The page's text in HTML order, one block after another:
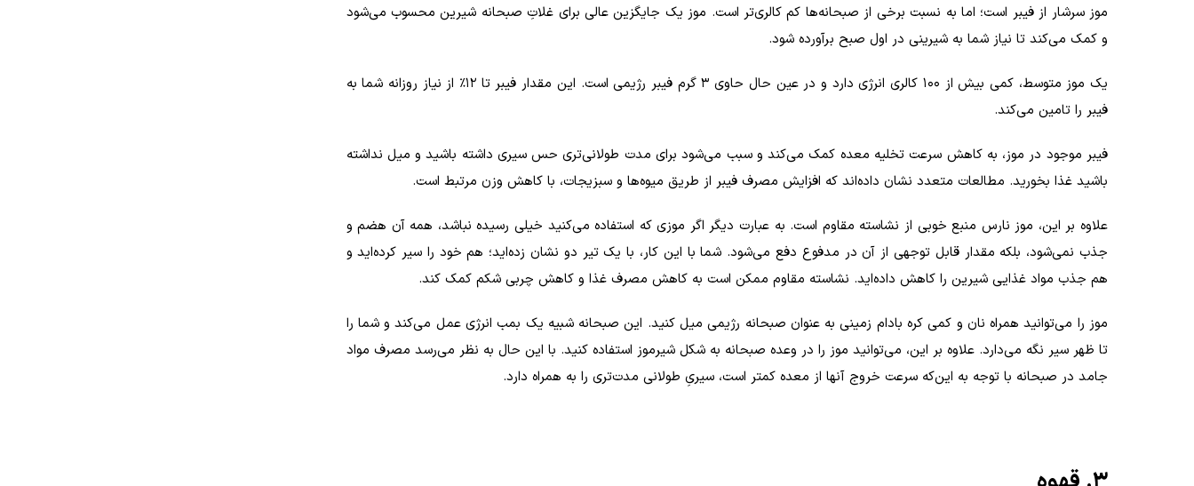
موز سرشار از فیبر است؛ اما به نسبت برخی از صبحانه‌ها کم کالری‌تر است. موز یک جایگزین عالی برای غلاتِ صبحانه شیرین محسوب می‌شود
و کمک می‌کند تا نیاز شما به شیرینی در اول صبح برآورده شود.
یک موز متوسط، ​​کمی بیش از 100 کالری انرژی دارد و در عین حال حاوی 3 گرم فیبر رژیمی است. این مقدار فیبر تا 12٪ از نیاز روزانه شما به
فیبر را تامین می‌کند.
فیبر موجود در موز، به کاهش سرعت تخلیه معده کمک می‌کند و سبب می‌شود برای مدت طولانی‌تری حس سیری داشته باشید و میل نداشته
باشید غذا بخورید. مطالعات متعدد نشان داده‌اند که افزایش مصرف فیبر از طریق میوه‌ها و سبزیجات، با کاهش وزن مرتبط است.
علاوه بر این، موز نارس منبع خوبی از نشاسته مقاوم است. به عبارت دیگر اگر موزی که استفاده می‌کنید خیلی رسیده نباشد، همه آن هضم و
جذب نمی‌شود، بلکه مقدار قابل توجهی از آن در مدفوع دفع می‌شود. شما با این کار، با یک تیر دو نشان زده‌اید؛ هم خود را سیر کرده‌اید و
هم جذب مواد غذایی شیرین را کاهش داده‌اید. نشاسته مقاوم ممکن است به کاهش مصرف غذا و کاهش چربی شکم کمک کند.
موز را می‌توانید همراه نان و کمی کره بادام زمینی به عنوان صبحانه رژیمی میل کنید. این صبحانه شبیه یک بمب انرژی عمل می‌کند و شما را
تا ظهر سیر نگه می‌دارد. علاوه بر این، می‌توانید موز را در وعده صبحانه به شکل شیرموز استفاده کنید. با این حال به نظر می‌رسد مصرف مواد
جامد در صبحانه با توجه به این‌که سرعت خروج آنها از معده کمتر است، سیریِ طولانی مدت‌تری را به همراه دارد.